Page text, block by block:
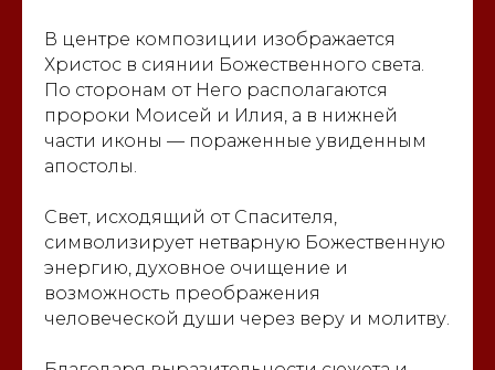
В центре композиции изображается
Христос в сиянии Божественного света.
По сторонам от Него располагаются
пророки Моисей и Илия, а в нижней
части иконы — пораженные увиденным
апостолы.
Свет, исходящий от Спасителя,
символизирует нетварную Божественную
энергию, духовное очищение и
возможность преображения
человеческой души через веру и молитву.